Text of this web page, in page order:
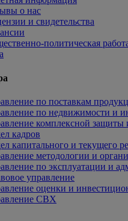
о нас
и свидетельства
политическая
по поставкам
по недвижимости и
комплексной
кадров
капитального и текущего
методологии и
по эксплуатации и
управление
оценки и
СВХ